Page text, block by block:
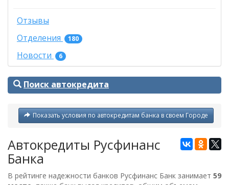
Отзывы
Отделения
180
Новости 6
Поиск автокредита
Показать условия по автокредитам банка в своем Городе
Автокредиты Русфинанс
Банка
В рейтинге надежности банков Русфинанс Банк занимает 59